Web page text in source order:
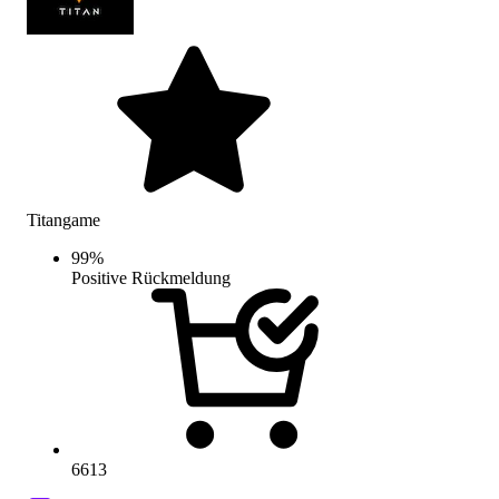
Titangame
99%
Positive Rückmeldung
6613